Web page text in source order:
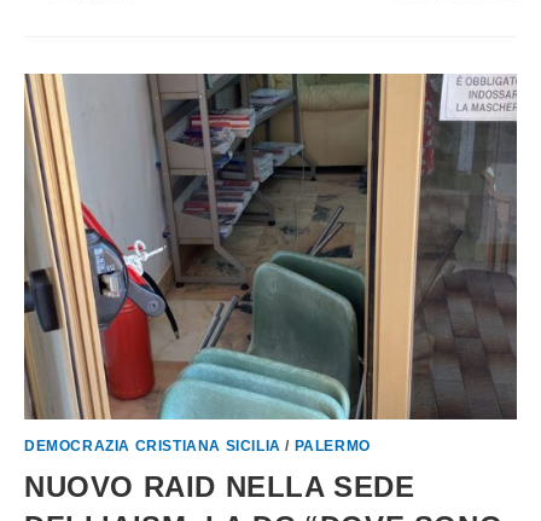
DEMOCRAZIA CRISTIANA SICILIA / PALERMO
NUOVO RAID NELLA SEDE